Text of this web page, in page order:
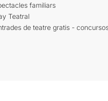
familiars
Teatral
de teatre gratis -